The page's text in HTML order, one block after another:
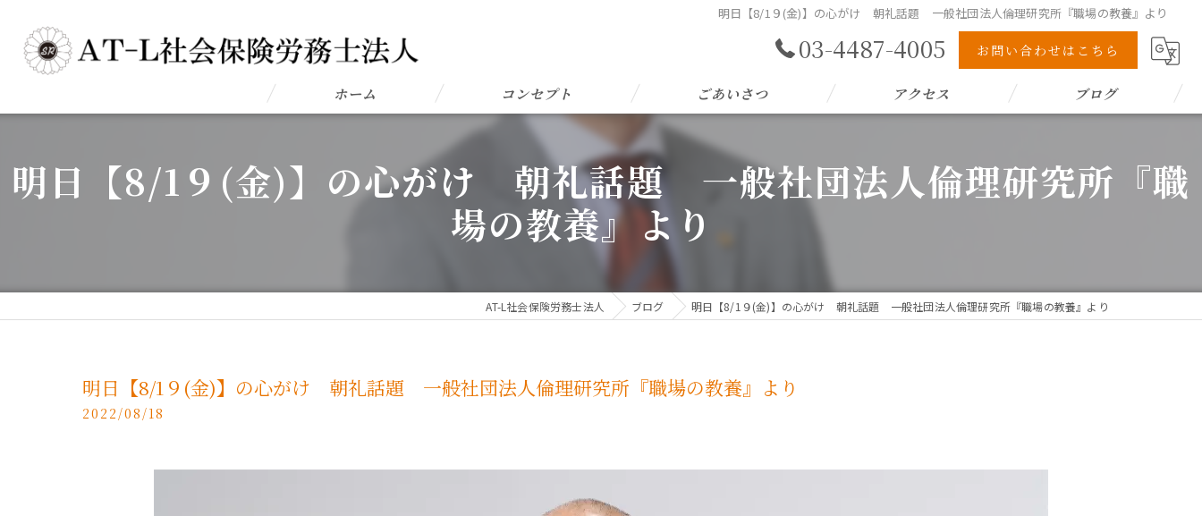
明日【8/1９(金)】の心がけ 朝礼話題 一般社団法人倫理研究所『職場の教養』より
03-4487-4005 お問い合わせはこちら
ホーム コンセプト ごあいさつ アクセス ブログ
明日【8/1９(金)】の心がけ 朝礼話題 一般社団法人倫理研究所『職
場の教養』より
AT-L社会保険労務士法人 ブログ 明日【8/1９(金)】の心がけ 朝礼話題 一般社団法人倫理研究所『職場の教養』より
明日【8/1９(金)】の心がけ 朝礼話題 一般社団法人倫理研究所『職場の教養』より
2022/08/18